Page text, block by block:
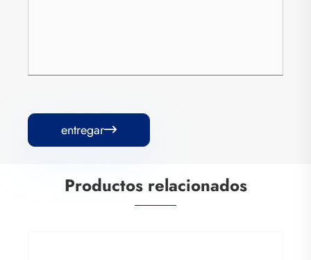
entregar
Productos relacionados